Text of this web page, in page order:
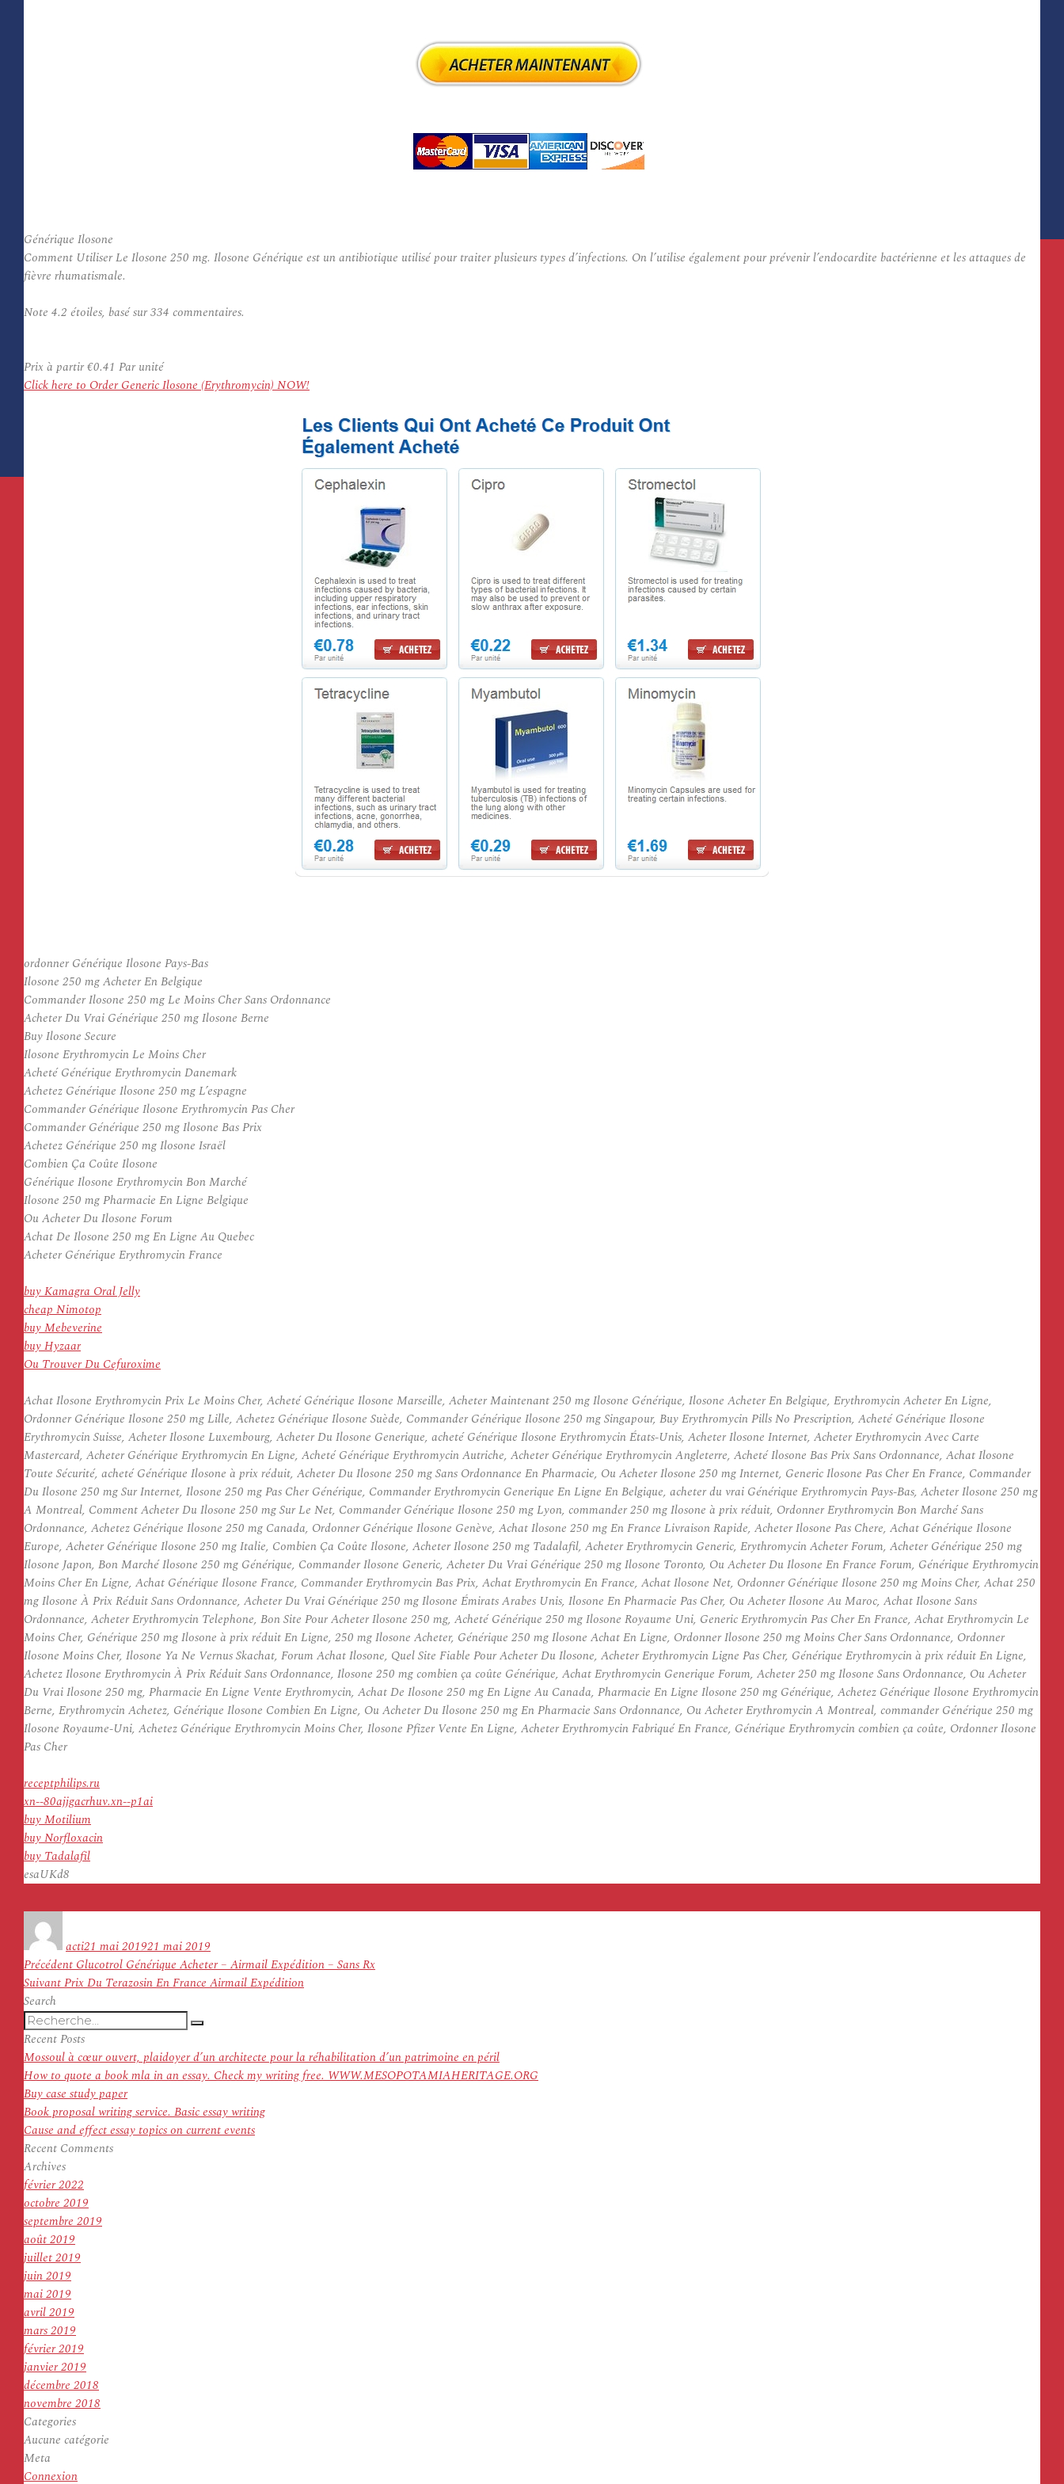
Générique Ilosone
Comment Utiliser Le Ilosone 250 mg. Ilosone Générique est un antibiotique utilisé pour traiter plusieurs types d’infections. On l’utilise également pour prévenir l’endocardite bactérienne et les attaques de
fièvre rhumatismale.
Note 4.2 étoiles, basé sur334 commentaires.
Prix à partir€0.41 Par unité
Click here to Order Generic Ilosone (Erythromycin) NOW!
ordonner Générique Ilosone Pays-Bas
Ilosone 250 mg Acheter En Belgique
Commander Ilosone 250 mg Le Moins Cher Sans Ordonnance
Acheter Du Vrai Générique 250 mg Ilosone Berne
Buy Ilosone Secure
Ilosone Erythromycin Le Moins Cher
Acheté Générique Erythromycin Danemark
Achetez Générique Ilosone 250 mg L’espagne
Commander Générique Ilosone Erythromycin Pas Cher
Commander Générique 250 mg Ilosone Bas Prix
Achetez Générique 250 mg Ilosone Israël
Combien Ça Coûte Ilosone
Générique Ilosone Erythromycin Bon Marché
Ilosone 250 mg Pharmacie En Ligne Belgique
Ou Acheter Du Ilosone Forum
Achat De Ilosone 250 mg En Ligne Au Quebec
Acheter Générique Erythromycin France
buy Kamagra Oral Jelly
cheap Nimotop
buy Mebeverine
buy Hyzaar
Ou Trouver Du Cefuroxime
Achat Ilosone Erythromycin Prix Le Moins Cher, Acheté Générique Ilosone Marseille, Acheter Maintenant 250 mg Ilosone Générique, Ilosone Acheter En Belgique, Erythromycin Acheter En Ligne,
Ordonner Générique Ilosone 250 mg Lille, Achetez Générique Ilosone Suède, Commander Générique Ilosone 250 mg Singapour, Buy Erythromycin Pills No Prescription, Acheté Générique Ilosone
Erythromycin Suisse, Acheter Ilosone Luxembourg, Acheter Du Ilosone Generique, acheté Générique Ilosone Erythromycin États-Unis, Acheter Ilosone Internet, Acheter Erythromycin Avec Carte
Mastercard, Acheter Générique Erythromycin En Ligne, Acheté Générique Erythromycin Autriche, Acheter Générique Erythromycin Angleterre, Acheté Ilosone Bas Prix Sans Ordonnance, Achat Ilosone
Toute Sécurité, acheté Générique Ilosone à prix réduit, Acheter Du Ilosone 250 mg Sans Ordonnance En Pharmacie, Ou Acheter Ilosone 250 mg Internet, Generic Ilosone Pas Cher En France, Commander
Du Ilosone 250 mg Sur Internet, Ilosone 250 mg Pas Cher Générique, Commander Erythromycin Generique En Ligne En Belgique, acheter du vrai Générique Erythromycin Pays-Bas, Acheter Ilosone 250 mg
A Montreal, Comment Acheter Du Ilosone 250 mg Sur Le Net, Commander Générique Ilosone 250 mg Lyon, commander 250 mg Ilosone à prix réduit, Ordonner Erythromycin Bon Marché Sans
Ordonnance, Achetez Générique Ilosone 250 mg Canada, Ordonner Générique Ilosone Genève, Achat Ilosone 250 mg En France Livraison Rapide, Acheter Ilosone Pas Chere, Achat Générique Ilosone
Europe, Acheter Générique Ilosone 250 mg Italie, Combien Ça Coûte Ilosone, Acheter Ilosone 250 mg Tadalafil, Acheter Erythromycin Generic, Erythromycin Acheter Forum, Acheter Générique 250 mg
Ilosone Japon, Bon Marché Ilosone 250 mg Générique, Commander Ilosone Generic, Acheter Du Vrai Générique 250 mg Ilosone Toronto, Ou Acheter Du Ilosone En France Forum, Générique Erythromycin
Moins Cher En Ligne, Achat Générique Ilosone France, Commander Erythromycin Bas Prix, Achat Erythromycin En France, Achat Ilosone Net, Ordonner Générique Ilosone 250 mg Moins Cher, Achat 250
mg Ilosone À Prix Réduit Sans Ordonnance, Acheter Du Vrai Générique 250 mg Ilosone Émirats Arabes Unis, Ilosone En Pharmacie Pas Cher, Ou Acheter Ilosone Au Maroc, Achat Ilosone Sans
Ordonnance, Acheter Erythromycin Telephone, Bon Site Pour Acheter Ilosone 250 mg, Acheté Générique 250 mg Ilosone Royaume Uni, Generic Erythromycin Pas Cher En France, Achat Erythromycin Le
Moins Cher, Générique 250 mg Ilosone à prix réduit En Ligne, 250 mg Ilosone Acheter, Générique 250 mg Ilosone Achat En Ligne, Ordonner Ilosone 250 mg Moins Cher Sans Ordonnance, Ordonner
Ilosone Moins Cher, Ilosone Ya Ne Vernus Skachat, Forum Achat Ilosone, Quel Site Fiable Pour Acheter Du Ilosone, Acheter Erythromycin Ligne Pas Cher, Générique Erythromycin à prix réduit En Ligne,
Achetez Ilosone Erythromycin À Prix Réduit Sans Ordonnance, Ilosone 250 mg combien ça coûte Générique, Achat Erythromycin Generique Forum, Acheter 250 mg Ilosone Sans Ordonnance, Ou Acheter
Du Vrai Ilosone 250 mg, Pharmacie En Ligne Vente Erythromycin, Achat De Ilosone 250 mg En Ligne Au Canada, Pharmacie En Ligne Ilosone 250 mg Générique, Achetez Générique Ilosone Erythromycin
Berne, Erythromycin Achetez, Générique Ilosone Combien En Ligne, Ou Acheter Du Ilosone 250 mg En Pharmacie Sans Ordonnance, Ou Acheter Erythromycin A Montreal, commander Générique 250 mg
Ilosone Royaume-Uni, Achetez Générique Erythromycin Moins Cher, Ilosone Pfizer Vente En Ligne, Acheter Erythromycin Fabriqué En France, Générique Erythromycin combien ça coûte, Ordonner Ilosone
Pas Cher
receptphilips.ru
xn--80ajjgacrhuv.xn--p1ai
buy Motilium
buy Norfloxacin
buy Tadalafil
esaUKd8
actile
21 mai 201921 mai 2019
Navigation
de
l’article
Précédent Article
précédent :
Glucotrol Générique Acheter – Airmail Expédition – Sans Rx
SuivantArticle
Prix Du Terazosin En France Airmail Expédition
Search
Recherche
pour
:
Recherche
Recent Posts
Mossoul à cœur ouvert, plaidoyer d’un architecte pour la réhabilitation d’un patrimoine en péril
How to quote a book mla in an essay. Check my writing free. WWW.MESOPOTAMIAHERITAGE.ORG
Buy case study paper
Book proposal writing service. Basic essay writing
Cause and effect essay topics on current events
Recent Comments
Archives
février 2022
octobre 2019
septembre 2019
août 2019
juillet 2019
juin 2019
mai 2019
avril 2019
mars 2019
février 2019
janvier 2019
décembre 2018
novembre 2018
Categories
Aucune catégorie
Meta
Connexion